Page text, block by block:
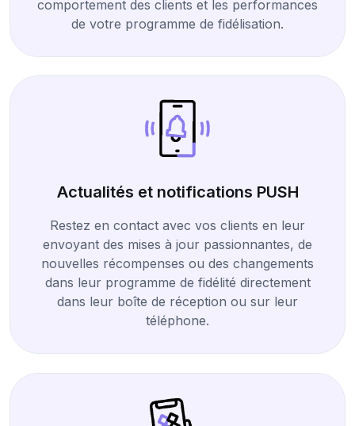
comportement des clients et les performances
de votre programme de fidélisation.
Actualités et notifications PUSH
Restez en contact avec vos clients en leur
envoyant des mises à jour passionnantes, de
nouvelles récompenses ou des changements
dans leur programme de fidélité directement
dans leur boîte de réception ou sur leur
téléphone.